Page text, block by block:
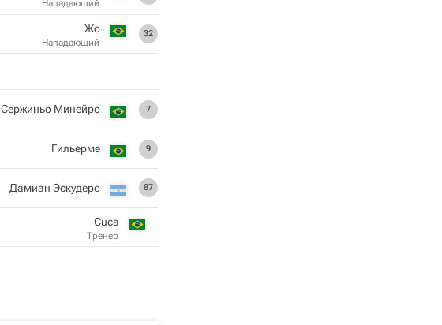
Нападающий
32
Жо
Нападающий
7
Сержиньо Минейро
9
Гильерме
87
Дамиан Эскудеро
Cuca
Тренер